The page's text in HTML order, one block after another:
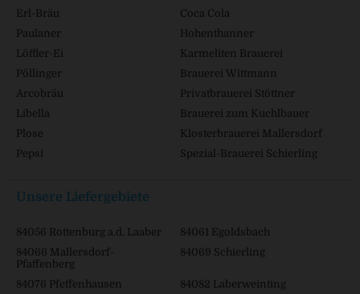
Erl-Bräu
Coca Cola
Paulaner
Hohenthanner
Löffler-Ei
Karmeliten Brauerei
Pöllinger
Brauerei Wittmann
Arcobräu
Privatbrauerei Stöttner
Libella
Brauerei zum Kuchlbauer
Plose
Klosterbrauerei Mallersdorf
Pepsi
Spezial-Brauerei Schierling
Unsere Liefergebiete
84056 Rottenburg a.d. Laaber
84061 Egoldsbach
84066 Mallersdorf-
Pfaffenberg
84069 Schierling
84076 Pfeffenhausen
84082 Laberweinting